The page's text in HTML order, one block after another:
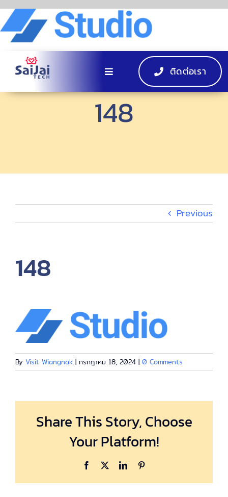
Skip
to
content
Toggle
Navigation
EV Charger
กิจกรรม
EN
ติดต่อเรา
148
Previous
148
By Visit Wiangnak | กรกฎาคม 18, 2024 | 0 Comments
Share This Story, Choose
Your Platform!
Facebook LinkedIn